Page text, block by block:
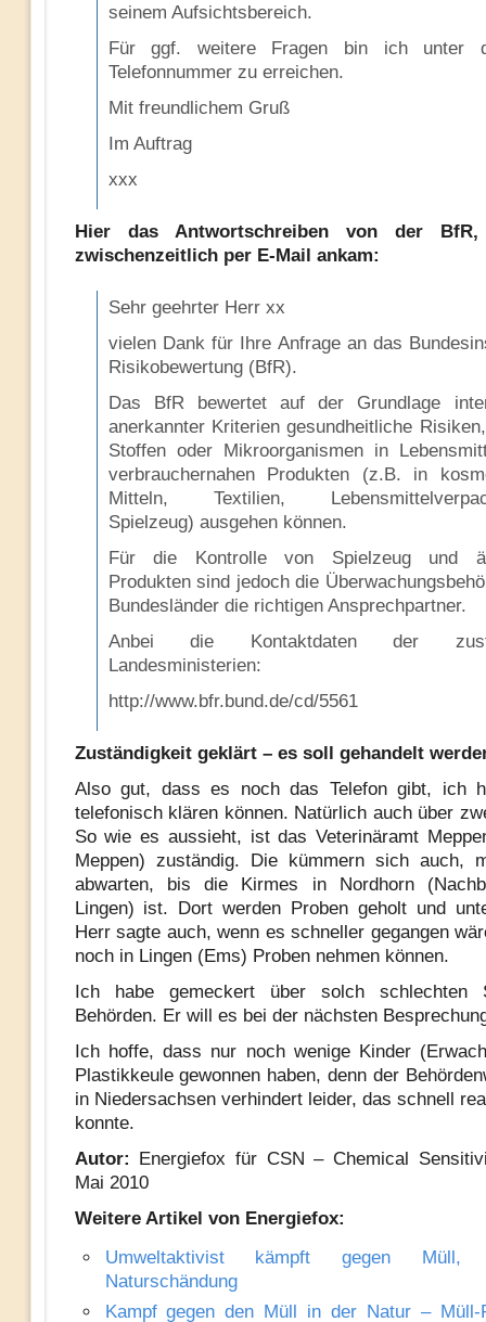
seinem Aufsichtsbereich.
Für ggf. weitere Fragen bin ich unter
Telefonnummer zu erreichen.
Mit freundlichem Gruß
Im Auftrag
xxx
Hier das Antwortschreiben von der
zwischenzeitlich per E-Mail ankam:
Sehr geehrter Herr xx
vielen Dank für Ihre Anfrage an das
Risikobewertung (BfR).
Das BfR bewertet auf der Grundlage
anerkannter Kriterien gesundheitliche
Stoffen oder Mikroorganismen in
verbrauchernahen Produkten (z.B. in
Mitteln, Textilien,
Spielzeug) ausgehen können.
Für die Kontrolle von Spielzeug und
Produkten sind jedoch die
Bundesländer die richtigen Ansprechpartner.
Anbei die Kontaktdaten der
Landesministerien:
http://www.bfr.bund.de/cd/5561
Zuständigkeit geklärt – es soll gehandelt
Also gut, dass es noch das Telefon gibt, ich
telefonisch klären können. Natürlich auch über
So wie es aussieht, ist das Veterinäramt
Meppen) zuständig. Die kümmern sich auch,
abwarten, bis die Kirmes in Nordhorn
Lingen) ist. Dort werden Proben geholt und
Herr sagte auch, wenn es schneller gegangen
noch in Lingen (Ems) Proben nehmen können.
Ich habe gemeckert über solch schlechten
Behörden. Er will es bei der nächsten
Ich hoffe, dass nur noch wenige Kinder
Plastikkeule gewonnen haben, denn der
in Niedersachsen verhindert leider, das schnell
konnte.
Autor: Energiefox für CSN – Chemical
Mai 2010
Weitere Artikel von Energiefox:
Umweltaktivist kämpft gegen
Naturschändung
Kampf gegen den Müll in der Natur – Müll-